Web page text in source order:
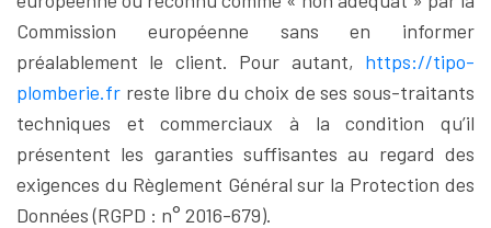
Commission européenne sans en informer
préalablement le client. Pour autant, https://tipo-
plomberie.fr reste libre du choix de ses sous-traitants
techniques et commerciaux à la condition qu’il
présentent les garanties suffisantes au regard des
exigences du Règlement Général sur la Protection des
Données (RGPD : n° 2016-679).